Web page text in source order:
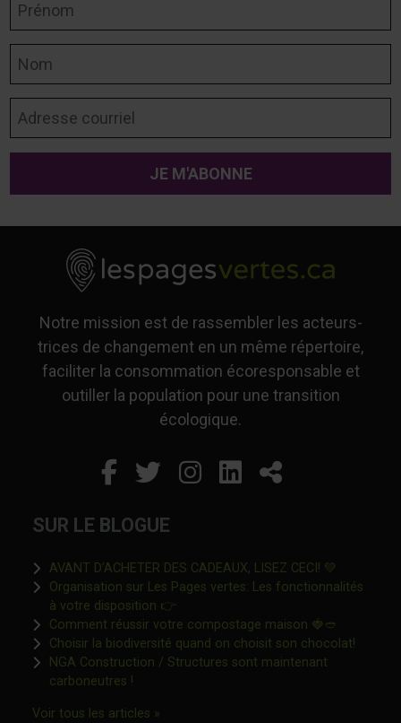
Notre mission est de rassembler les acteurs-
trices de changement en un même répertoire,
faciliter la consommation écoresponsable et
outiller la population pour une transition
écologique.
Facebook
Ce lien s'ouvrira dans
Twitter
Ce lien s'ouvrira
Instagram
Ce lien s'ouvrira
LinkedIn
Ce lien
Partager
SUR LE BLOGUE
AVANT D’ACHETER DES CADEAUX, LISEZ CECI! 💚
Organisation sur Les Pages vertes: Les fonctionnalités
à votre disposition 👉Ce lien s'ouvrira dans une nouvelle
Comment réussir votre compostage maison 🍓🥙
Choisir la biodiversité quand on choisit son chocolat!Ce lien
NGA Construction / Structures sont maintenant
carboneutres !Ce lien s'ouvrira dans une nouvelle fenêtre"
Voir tous les articles »Ce lien s'ouvrira dans une nouvelle